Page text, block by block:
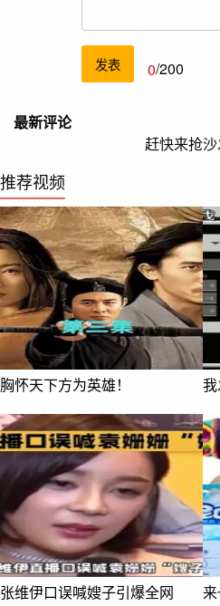
发表 0/200
最新评论
赶快来抢沙
推荐视频
胸怀天下方为英雄！
张维伊口误喊嫂子引爆全网